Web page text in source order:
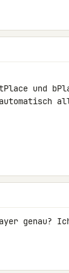
und
genau?